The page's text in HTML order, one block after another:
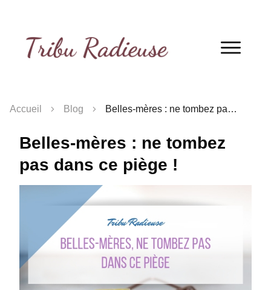
Accueil Blog Belles-mères : ne tombez pas dans ce piège !
Belles-mères : ne tombez
pas dans ce piège !